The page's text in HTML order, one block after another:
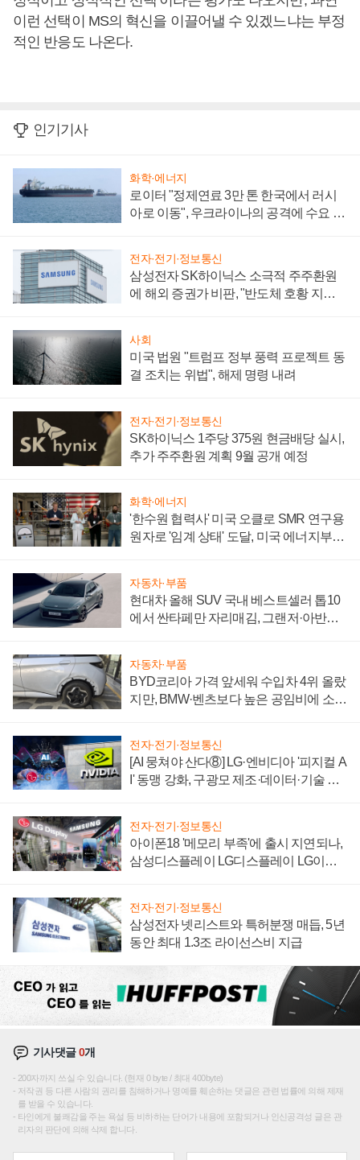
이런 선택이 MS의 혁신을 이끌어낼 수 있겠느냐는 부정
적인 반응도 나온다.
인기기사
화학·에너지
로이터 "정제연료 3만 톤 한국에서 러시
아로 이동", 우크라이나의 공격에 수요 늘
전자·전기·정보통신
삼성전자 SK하이닉스 소극적 주주환원
에 해외 증권가 비판, "반도체 호황 지속
사회
미국 법원 "트럼프 정부 풍력 프로젝트 동
결 조치는 위법", 해제 명령 내려
전자·전기·정보통신
SK하이닉스 1주당 375원 현금배당 실시,
추가 주주환원 계획 9월 공개 예정
화학·에너지
'한수원 협력사' 미국 오클로 SMR 연구용
원자로 '임계 상태' 도달, 미국 에너지부
자동차·부품
현대차 올해 SUV 국내 베스트셀러 톱10
에서 싼타페만 자리매김, 그랜저·아반떼
자동차·부품
BYD코리아 가격 앞세워 수입차 4위 올랐
지만, BMW·벤츠보다 높은 공임비에 소비
전자·전기·정보통신
[AI 뭉쳐야 산다⑧] LG·엔비디아 '피지컬 A
I' 동맹 강화, 구광모 제조·데이터·기술 결
전자·전기·정보통신
아이폰18 '메모리 부족'에 출시 지연되나,
삼성디스플레이 LG디스플레이 LG이노
전자·전기·정보통신
삼성전자 넷리스트와 특허분쟁 매듭, 5년
동안 최대 1.3조 라이선스비 지급
기사댓글0개
200자까지 쓰실 수 있습니다. (현재 0 byte / 최대 400byte)
저작권 등 다른 사람의 권리를 침해하거나 명예를 훼손하는 댓글은 관련 법률에 의해 제재
를 받을 수 있습니다.
타인에게 불쾌감을 주는 욕설 등 비하하는 단어가 내용에 포함되거나 인신공격성 글은 관
리자의 판단에 의해 삭제 합니다.